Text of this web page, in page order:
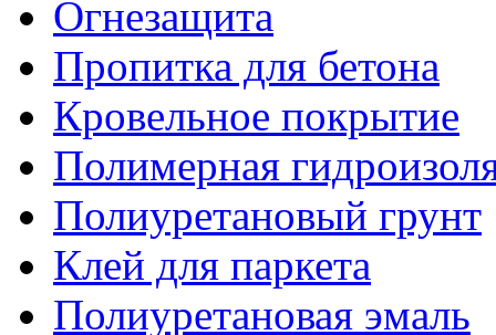
Огнезащита
Пропитка для бетона
Кровельное покрытие
Полимерная
Полиуретановый грунт
Клей для паркета
Полиуретановая эмаль